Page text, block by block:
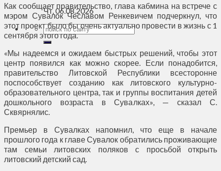
Чт, 06.08.2026
Как сообщает правительство, глава кабмина на встрече с
мэром Сувалок Чеславом Ренкевичем подчеркнул, что
этот проект было бы очень актуально провести в жизнь с 1
сентября этого года.
«Мы надеемся и ожидаем быстрых решений, чтобы этот
центр появился как можно скорее. Если понадобится,
правительство Литовской Республики всесторонне
поспособствует созданию как литовского культурно-
образовательного центра, так и группы воспитания детей
дошкольного возраста в Сувалках», — сказал С.
Сквярнялис.
Премьер в Сувалках напомнил, что еще в начале
прошлого года к главе Сувалок обратились проживающие
там семьи литовских поляков с просьбой открыть
литовский детский сад.